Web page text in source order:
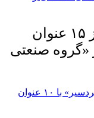
فراخوان جذب نیرو در بیش از ۱۵ عنوان
صنعتی